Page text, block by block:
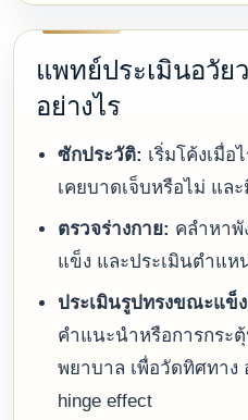
แพทย์ประเมินอวัย
อย่างไร
ซักประวัติ: เริ่มโค้งเมื่อ
เคยบาดเจ็บหรือไม่ แล
ตรวจร่างกาย: คลำหา
แข็ง และประเมินตำแห
ประเมินรูปทรงขณะแข็
คำแนะนำหรือการกระ
พยาบาล เพื่อวัดทิศทาง
hinge effect